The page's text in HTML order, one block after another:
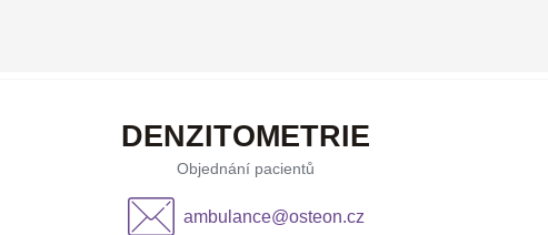
DENZITOMETRIE
Objednání pacientů
ambulance@osteon.cz